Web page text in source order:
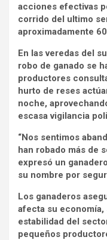
acciones efectivas
corrido del ultimo
aproximadamente
En las veredas del
robo de ganado se
productores
hurto de reses
noche,
escasa vigilancia
“Nos sentimos
han robado más de
expresó un
su nombre por
Los ganaderos
afecta su
estabilidad del
pequeños